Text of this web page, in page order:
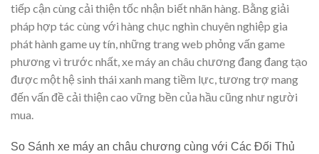
tiếp cận cùng cải thiện tốc nhận biết nhãn hàng. Bằng giải
pháp hợp tác cùng với hàng chục nghìn chuyên nghiệp gia
phát hành game uy tín, những trang web phỏng vấn game
phương vì trước nhất, xe máy an châu chương đang đang tạo
được một hệ sinh thái xanh mang tiềm lực, tương trợ mang
đến vấn đề cải thiện cao vững bền của hầu cũng như người
mua.
So Sánh xe máy an châu chương cùng với Các Đối Thủ